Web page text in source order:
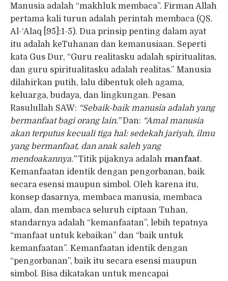
Manusia adalah “makhluk membaca”. Firman Allah
pertama kali turun adalah perintah membaca (QS.
Al-‘Alaq [95]:1-5). Dua prinsip penting dalam ayat
itu adalah keTuhanan dan kemanusiaan. Seperti
kata Gus Dur, “Guru realitasku adalah spiritualitas,
dan guru spiritualitasku adalah realitas.” Manusia
dilahirkan putih, lalu dibentuk oleh agama,
keluarga, budaya, dan lingkungan. Pesan
Rasulullah SAW: “Sebaik-baik manusia adalah yang
bermanfaat bagi orang lain.”Dan: “Amal manusia
akan terputus kecuali tiga hal: sedekah jariyah, ilmu
yang bermanfaat, dan anak saleh yang
mendoakannya.”Titik pijaknya adalah manfaat.
Kemanfaatan identik dengan pengorbanan, baik
secara esensi maupun simbol. Oleh karena itu,
konsep dasarnya, membaca manusia, membaca
alam, dan membaca seluruh ciptaan Tuhan,
standarnya adalah “kemanfaatan”, lebih tepatnya
“manfaat untuk kebaikan” dan “baik untuk
kemanfaatan”. Kemanfaatan identik dengan
“pengorbanan”, baik itu secara esensi maupun
simbol. Bisa dikatakan untuk mencapai